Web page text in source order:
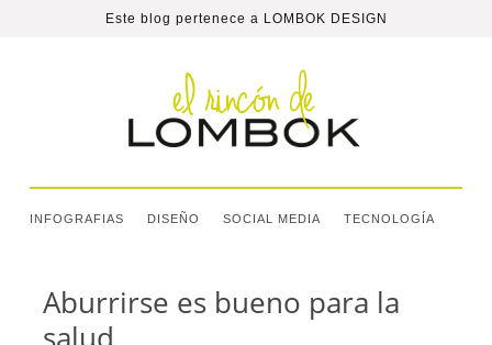
Este blog pertenece a LOMBOK DESIGN
INFOGRAFIAS DISEÑO SOCIAL MEDIA TECNOLOGÍA
Aburrirse es bueno para la